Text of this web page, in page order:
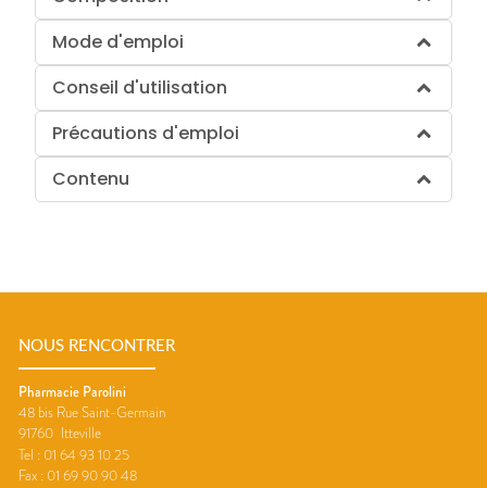
Mode d'emploi
Conseil d'utilisation
Précautions d'emploi
Contenu
NOUS RENCONTRER
Pharmacie Parolini
48 bis Rue Saint-Germain
91760 Itteville
Tel : 01 64 93 10 25
Fax : 01 69 90 90 48